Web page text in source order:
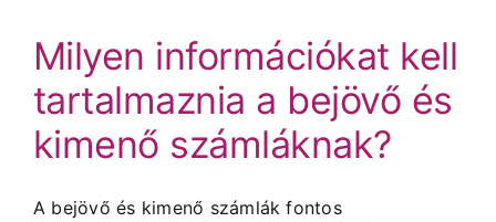
nyugta
között?
bejegyzéshez
Milyen információkat kell
tartalmaznia a bejövő és
kimenő számláknak?
A bejövő és kimenő számlák fontos